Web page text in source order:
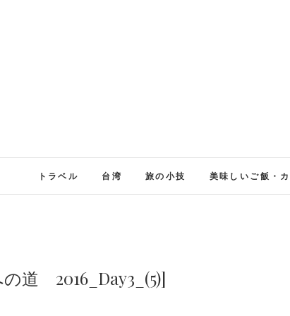
トラベル 台湾 旅の小技 美味しいご飯・
の道 2016_Day3_(5)]